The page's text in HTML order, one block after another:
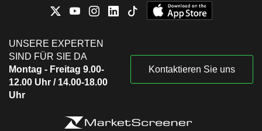
UNSERE EXPERTEN
SIND FÜR SIE DA
Montag - Freitag 9.00-
12.00 Uhr / 14.00-18.00
Uhr
Kontaktieren Sie uns